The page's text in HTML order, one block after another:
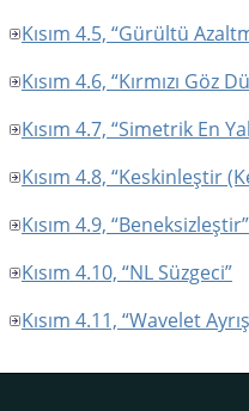
Kısım 4.5, “Gürültü
Kısım 4.6, “Kırmızı Göz
Kısım 4.7, “Simetrik En
Kısım 4.8, “Keskinleştir
Kısım 4.9, “Beneksizleştir”
Kısım 4.10, “NL Süzgeci”
Kısım 4.11, “Wavelet